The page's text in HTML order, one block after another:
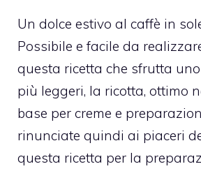
Un dolce estivo al caffè in
Possibile e facile da
questa ricetta che sfrutta
più leggeri, la ricotta, ottimo
base per creme e
rinunciate quindi ai piaceri
questa ricetta per la